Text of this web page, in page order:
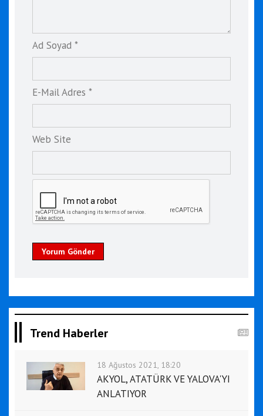
Ad Soyad *
E-Mail Adres *
Web Site
Yorum Gönder
Trend Haberler
18 Ağustos 2021, 18:20
AKYOL, ATATÜRK VE YALOVA'YI
ANLATIYOR